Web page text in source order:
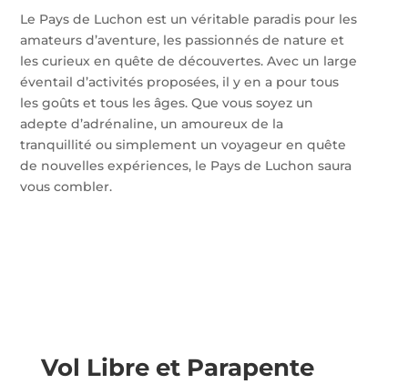
Le Pays de Luchon est un véritable paradis pour les
amateurs d’aventure, les passionnés de nature et
les curieux en quête de découvertes. Avec un large
éventail d’activités proposées, il y en a pour tous
les goûts et tous les âges. Que vous soyez un
adepte d’adrénaline, un amoureux de la
tranquillité ou simplement un voyageur en quête
de nouvelles expériences, le Pays de Luchon saura
vous combler.
Vol Libre et Parapente